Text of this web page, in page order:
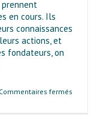
en cours. Ils
connaissances
actions, et
fondateurs, on
Commentaires fermés